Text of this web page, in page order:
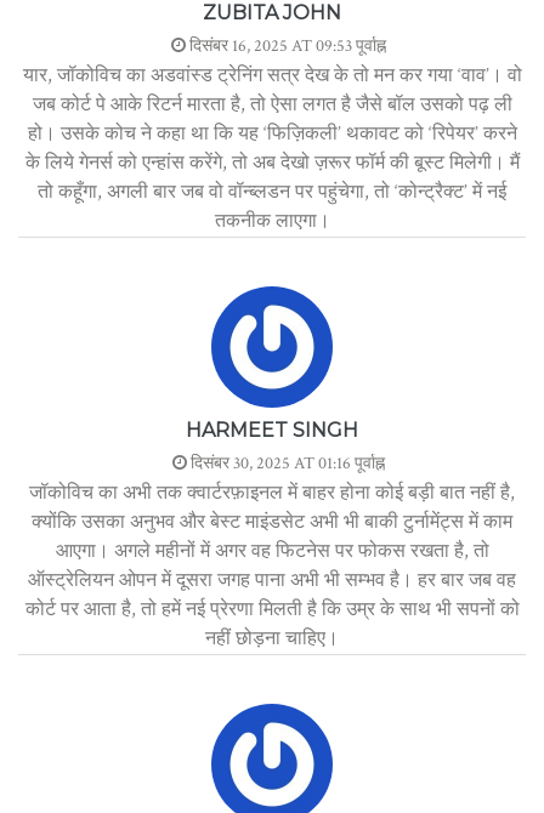
ZUBITA JOHN
दिसंबर 16, 2025 AT 09:53 पूर्वाह्न
यार, जॉकोविच का अडवांस्ड ट्रेनिंग सत्र देख के तो मन कर गया ‘वाव’। वो
जब कोर्ट पे आके रिटर्न मारता है, तो ऐसा लगत है जैसे बॉल उसको पढ़ ली
हो। उसके कोच ने कहा था कि यह ‘फिज़िकली’ थकावट को ‘रिपेयर’ करने
के लिये गेनर्स को एन्हांस करेंगे, तो अब देखो ज़रूर फॉर्म की बूस्ट मिलेगी। मैं
तो कहूँगा, अगली बार जब वो वॉन्ब्लडन पर पहुंचेगा, तो ‘कोन्ट्रैक्ट’ में नई
तकनीक लाएगा।
HARMEET SINGH
दिसंबर 30, 2025 AT 01:16 पूर्वाह्न
जॉकोविच का अभी तक क्वार्टरफ़ाइनल में बाहर होना कोई बड़ी बात नहीं है,
क्योंकि उसका अनुभव और बेस्ट माइंडसेट अभी भी बाकी टुर्नामेंट्स में काम
आएगा। अगले महीनों में अगर वह फिटनेस पर फोकस रखता है, तो
ऑस्ट्रेलियन ओपन में दूसरा जगह पाना अभी भी सम्भव है। हर बार जब वह
कोर्ट पर आता है, तो हमें नई प्रेरणा मिलती है कि उम्र के साथ भी सपनों को
नहीं छोड़ना चाहिए।